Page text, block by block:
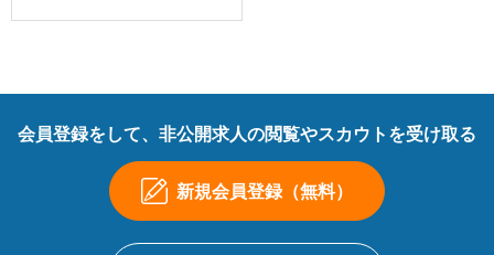
会員登録をして、非公開求人の閲覧やスカウトを受け取る
新規会員登録（無料）